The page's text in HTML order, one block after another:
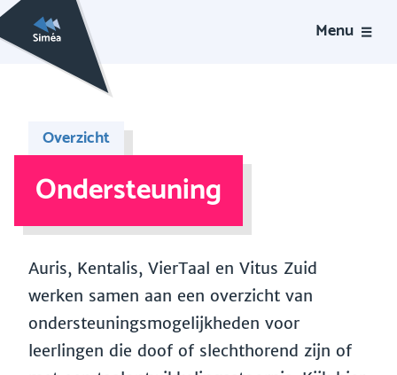
Menu
Overzicht
Ondersteuning
Auris, Kentalis, VierTaal en Vitus Zuid
werken samen aan een overzicht van
ondersteuningsmogelijkheden voor
leerlingen die doof of slechthorend zijn of